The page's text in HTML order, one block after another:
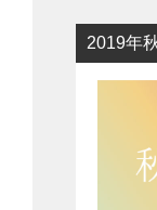
2019年